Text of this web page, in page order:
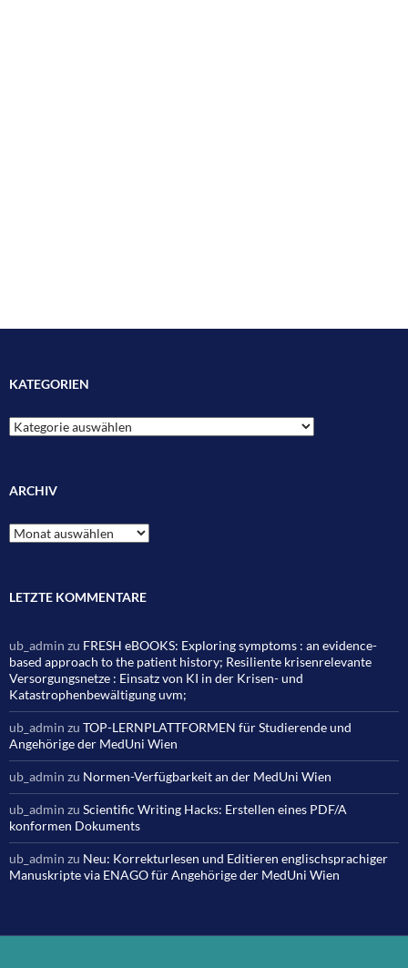
KATEGORIEN
Kategorien
ARCHIV
Archiv
LETZTE KOMMENTARE
ub_admin zu FRESH eBOOKS: Exploring symptoms : an evidence-
based approach to the patient history; Resiliente krisenrelevante
Versorgungsnetze : Einsatz von KI in der Krisen- und
Katastrophenbewältigung uvm;
ub_admin zu TOP-LERNPLATTFORMEN für Studierende und
Angehörige der MedUni Wien
ub_admin zu Normen-Verfügbarkeit an der MedUni Wien
ub_admin zu Scientific Writing Hacks: Erstellen eines PDF/A
konformen Dokuments
ub_admin zu Neu: Korrekturlesen und Editieren englischsprachiger
Manuskripte via ENAGO für Angehörige der MedUni Wien